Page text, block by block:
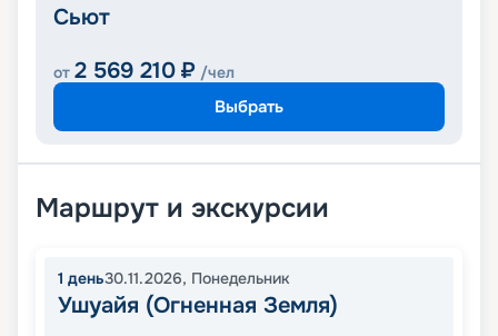
Сьют
от 2 569 210 ₽ /чел
Выбрать
Маршрут и экскурсии
1 день30.11.2026, Понедельник
Ушуайя (Огненная Земля)